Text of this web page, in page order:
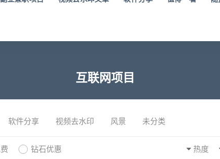
互联网项目
软件分享 视频去水印 风景 未分类
钻石优惠 热度